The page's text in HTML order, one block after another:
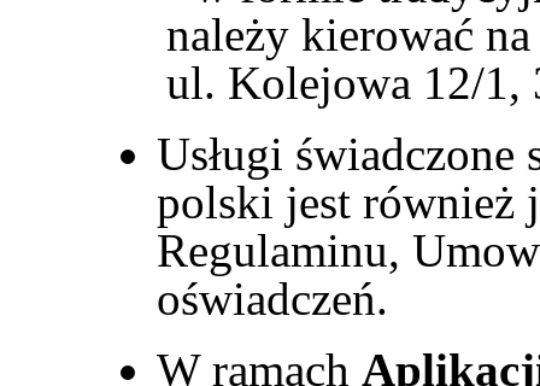
należy kierować na
ul. Kolejowa 12/1,
Usługi
polski jest również
Regulaminu,
oświadczeń.
W ramach